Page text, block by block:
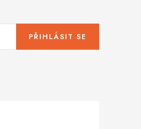
PŘIHLÁSIT SE